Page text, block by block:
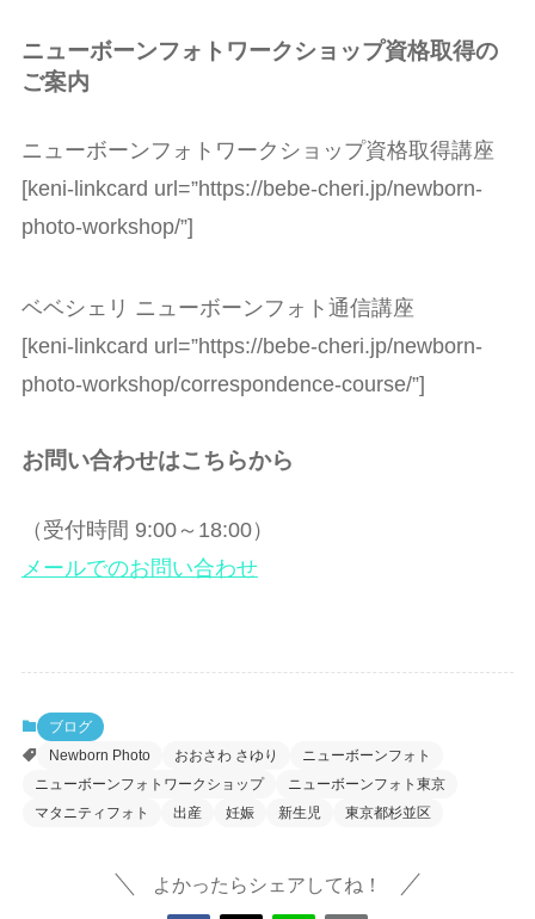
ニューボーンフォトワークショップ資格取得の
ご案内
ニューボーンフォトワークショップ資格取得講座
[keni-linkcard url=”https://bebe-cheri.jp/newborn-
photo-workshop/”]
ベベシェリ ニューボーンフォト通信講座
[keni-linkcard url=”https://bebe-cheri.jp/newborn-
photo-workshop/correspondence-course/”]
お問い合わせはこちらから
（受付時間 9:00～18:00）
メールでのお問い合わせ
ブログ
Newborn Photo
おおさわ さゆり
ニューボーンフォト
ニューボーンフォトワークショップ
ニューボーンフォト東京
マタニティフォト
出産 妊娠 新生児 東京都杉並区
よかったらシェアしてね！